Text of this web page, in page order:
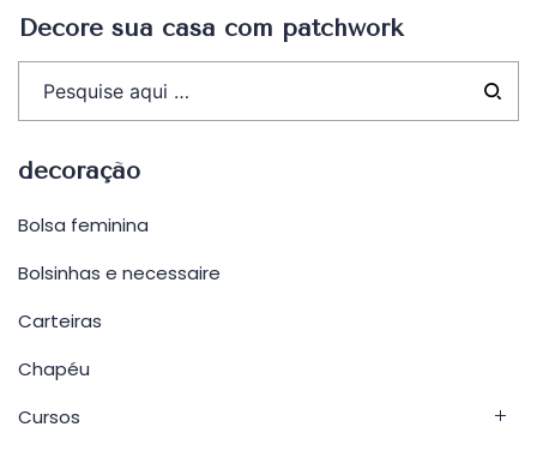
Decore sua casa com patchwork
decoração
Bolsa feminina
Bolsinhas e necessaire
Carteiras
Chapéu
Cursos